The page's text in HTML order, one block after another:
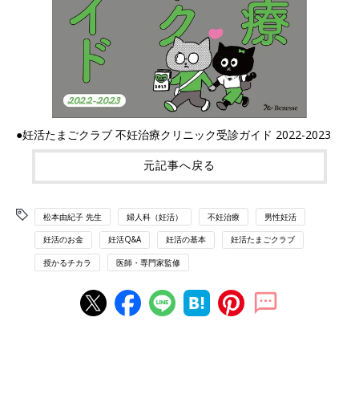
●妊活たまごクラブ 不妊治療クリニック受診ガイド 2022-2023
元記事へ戻る
松本由紀子 先生 婦人科（妊活） 不妊治療 男性妊活
妊活のお金 妊活Q&A 妊活の基本 妊活たまごクラブ
授かるチカラ 医師・専門家監修